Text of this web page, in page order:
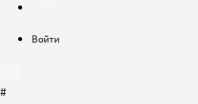
Войти
#